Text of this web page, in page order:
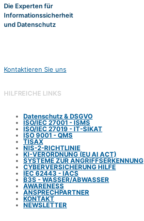
Die Experten für
Informationssicherheit
und Datenschutz
Kontaktieren Sie uns
HILFREICHE LINKS
Datenschutz & DSGVO
ISO/IEC 27001 - ISMS
ISO/IEC 27019 - IT-SIKAT
ISO 9001 - QMS
TISAX
NIS-2-RICHTLINIE
KI-VERORDNUNG (EU AI ACT)
SYSTEME ZUR ANGRIFFSERKENNUNG
CYBERVERSICHERUNGHILFE
IEC 62443 - IACS
B3S - WASSER/ABWASSER
AWARENESS
ANSPRECHPARTNER
KONTAKT
NEWSLETTER